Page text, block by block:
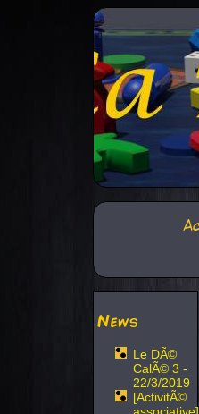
News
Le DÃ©
CalÃ© 3 -
22/3/2019
[ActivitÃ©